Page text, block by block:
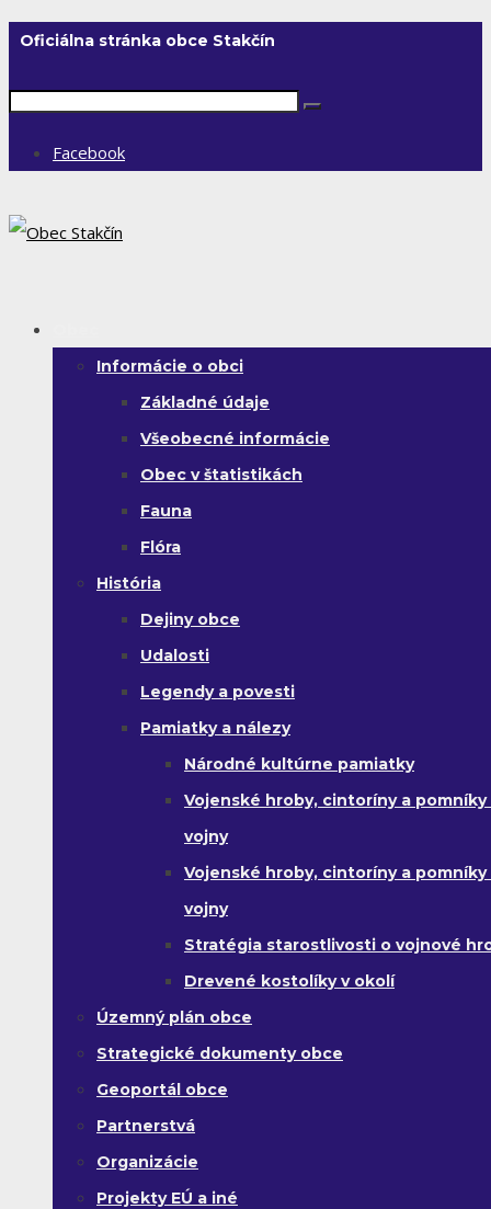
Oficiálna stránka obce Stakčín
Facebook
Informácie o obci
Základné údaje
Všeobecné informácie
Obec v štatistikách
Fauna
Flóra
História
Dejiny obce
Udalosti
Legendy a povesti
Pamiatky a nálezy
Národné kultúrne pamiatky
Vojenské hroby, cintoríny a pomníky
vojny
Vojenské hroby, cintoríny a pomníky
vojny
Stratégia starostlivosti o vojnové
Drevené kostolíky v okolí
Územný plán obce
Strategické dokumenty obce
Geoportál obce
Partnerstvá
Organizácie
Projekty EÚ a iné